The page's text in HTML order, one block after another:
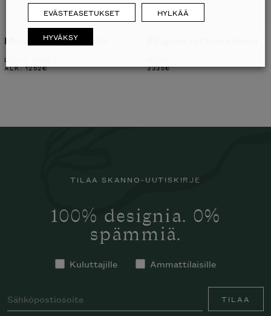
Mama lattiavalaisin
LIGNE ROSET
ALK.1252€ 3335€
TILAA SKANNO-UUTISKIRJE
100% designia. 0%
spämmiä.
Kuluttajille Ammattilaisille
TILAA
EVÄSTEASETUKSET HYLKÄÄ
HYVÄKSY